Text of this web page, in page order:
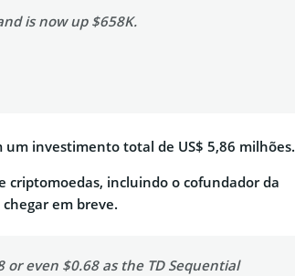
is now up $658K.
investimento total de US$ 5,86 milhões.
criptomoedas, incluindo o cofundador da
chegar em breve.
even $0.68 as the TD Sequential